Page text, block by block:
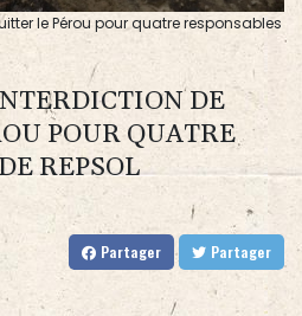
le Pérou pour quatre responsables
DE
POUR QUATRE
REPSOL
Partager Partager